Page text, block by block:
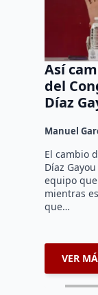
Así
del
Díaz
Manuel
El cambio
Díaz
equipo
mientras
que…
VER